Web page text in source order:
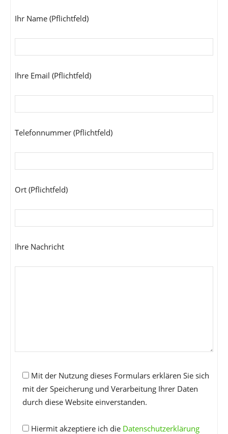
Ihr Name (Pflichtfeld)
Ihre Email (Pflichtfeld)
Telefonnummer (Pflichtfeld)
Ort (Pflichtfeld)
Ihre Nachricht
Mit der Nutzung dieses Formulars erklären Sie sich
mit der Speicherung und Verarbeitung Ihrer Daten
durch diese Website einverstanden.
Hiermit akzeptiere ich die Datenschutzerklärung